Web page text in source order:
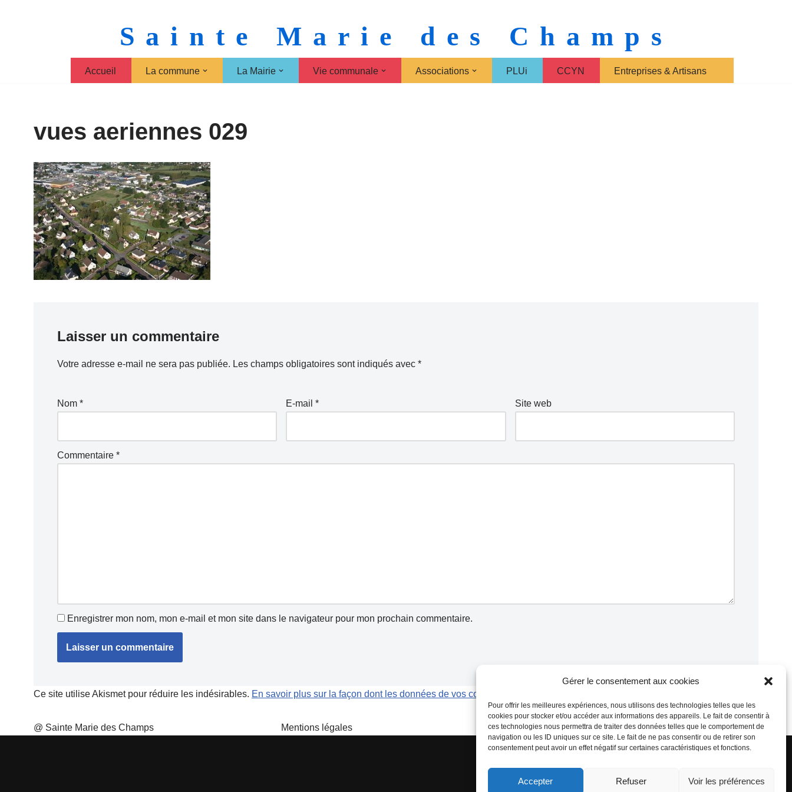
Gérer le consentement aux cookies
Pour offrir les meilleures expériences, nous utilisons des technologies telles que les
cookies pour stocker et/ou accéder aux informations des appareils. Le fait de consentir à
ces technologies nous permettra de traiter des données telles que le comportement de
navigation ou les ID uniques sur ce site. Le fait de ne pas consentir ou de retirer son
consentement peut avoir un effet négatif sur certaines caractéristiques et fonctions.
Accepter Refuser Voir les préférences
Sainte Marie des Champs
Accueil La commune La Mairie Vie communale Associations PLUi CCYN Entreprises & Artisans
vues aeriennes 029
Laisser un commentaire
Votre adresse e-mail ne sera pas publiée. Les champs obligatoires sont indiqués avec *
Nom * E-mail* Site web
Commentaire *
Enregistrer mon nom, mon e-mail et mon site dans le navigateur pour mon prochain commentaire.
Ce site utilise Akismet pour réduire les indésirables. En savoir plus sur la façon dont les données de vos commentaires sont traitées
@ Sainte Marie des Champs Mentions légales propulsé par Tambour de Ville avec Wordpress.